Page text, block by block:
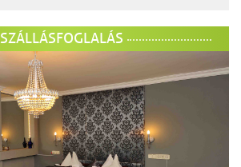
SZÁLLÁSFOGLALÁS